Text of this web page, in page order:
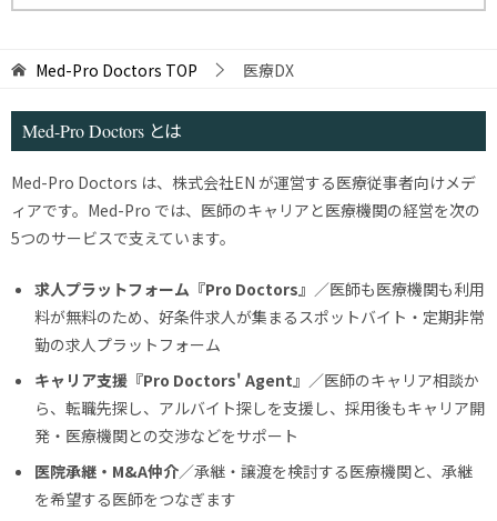
Med-Pro Doctors TOP 医療DX
Med-Pro Doctors とは
Med-Pro Doctors は、株式会社EN が運営する医療従事者向けメデ
ィアです。Med-Pro では、医師のキャリアと医療機関の経営を次の
5つのサービスで支えています。
求人プラットフォーム『Pro Doctors』 ／医師も医療機関も利用
料が無料のため、好条件求人が集まるスポットバイト・定期非常
勤の求人プラットフォーム
キャリア支援『Pro Doctors' Agent』 ／医師のキャリア相談か
ら、転職先探し、アルバイト探しを支援し、採用後もキャリア開
発・医療機関との交渉などをサポート
医院承継・M&A仲介／承継・譲渡を検討する医療機関と、承継
を希望する医師をつなぎます